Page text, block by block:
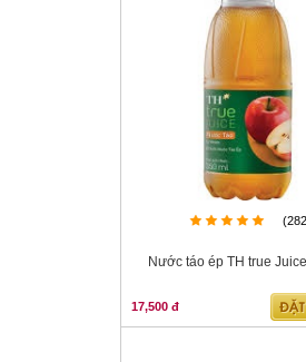
N­ước táo ép TH true
17,500 đ